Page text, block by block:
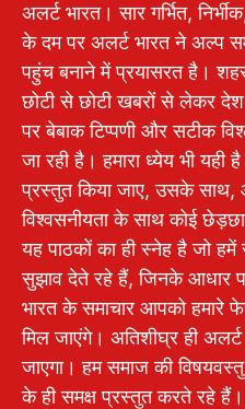
अलर्ट भारत। सार गर्भित,
के दम पर अलर्ट भारत ने अल्प
पहुंच बनाने में प्रयासरत है। शहर
छोटी से छोटी खबरों से लेकर देश-
पर बेबाक टिप्पणी और सटीक
जा रही है। हमारा ध्येय भी
प्रस्तुत किया जाए, उसके
विश्वसनीयता के साथ कोई
यह पाठकों का ही स्नेह है जो
सुझाव देते रहे हैं, जिनके आधार
भारत के समाचार आपको हमारे
मिल जाएंगे। अतिशीघ्र ही
जाएगा। हम समाज की
के ही समक्ष प्रस्तुत करते रहे